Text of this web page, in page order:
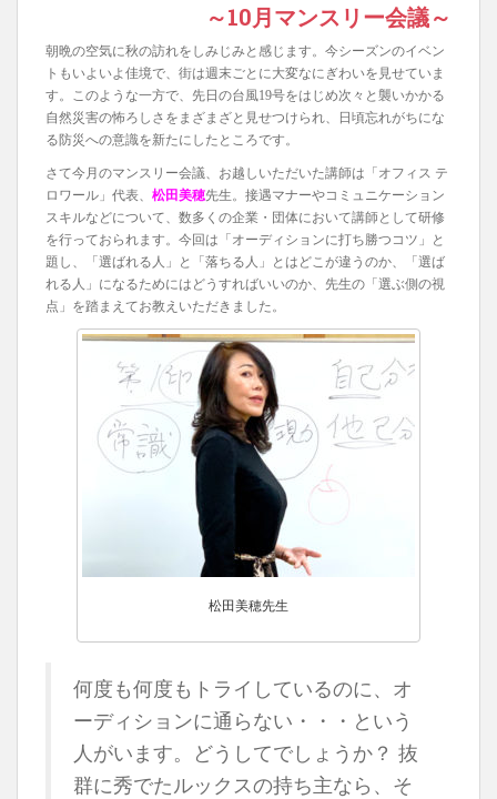
～10月マンスリー会議～
朝晩の空気に秋の訪れをしみじみと感じます。今シーズンのイベン
トもいよいよ佳境で、街は週末ごとに大変なにぎわいを見せていま
す。このような一方で、先日の台風19号をはじめ次々と襲いかかる
自然災害の怖ろしさをまざまざと見せつけられ、日頃忘れがちにな
る防災への意識を新たにしたところです。
さて今月のマンスリー会議、お越しいただいた講師は「オフィス テ
ロワール」代表、 松田美穂先生。接遇マナーやコミュニケーション
スキルなどについて、数多くの企業・団体において講師として研修
を行っておられます。今回は「オーディションに打ち勝つコツ」と
題し、「選ばれる人」と「落ちる人」とはどこが違うのか、「選ば
れる人」になるためにはどうすればいいのか、先生の「選ぶ側の視
点」を踏まえてお教えいただきました。
松田美穂先生
何度も何度もトライしているのに、オ
ーディションに通らない・・・という
人がいます。どうしてでしょうか？ 抜
群に秀でたルックスの持ち主なら、そ